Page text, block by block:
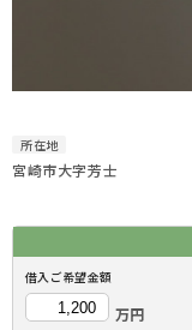
所在地
宮崎市大字芳士
借入ご希望金額
万円